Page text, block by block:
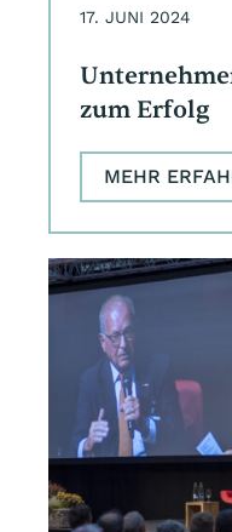
17. JUNI 2024
zum Erfolg
MEHR